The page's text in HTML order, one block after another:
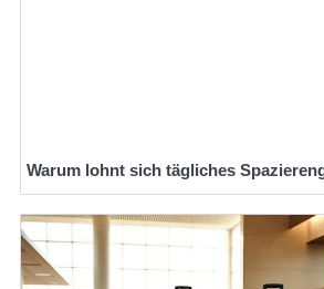
Warum lohnt sich tägliches